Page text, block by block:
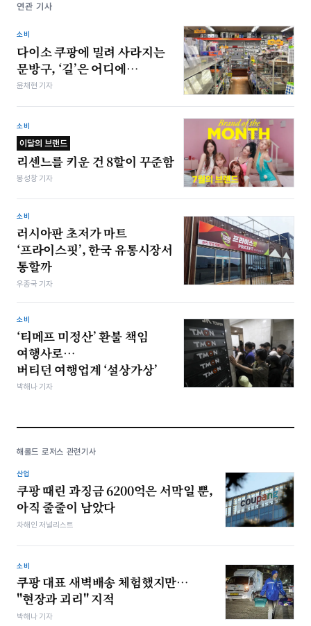
연관 기사
소비
다이소 쿠팡에 밀려 사라지는
문방구, ‘길’은 어디에…
윤채현 기자
소비
이달의 브랜드
리센느를 키운 건 8할이 꾸준함
봉성창 기자
소비
러시아판 초저가 마트
‘프라이스핏’, 한국 유통시장서
통할까
우종국 기자
소비
‘티메프 미정산’ 환불 책임
여행사로…
버티던 여행업계 ‘설상가상’
박해나 기자
해롤드 로저스 관련기사
산업
쿠팡 때린 과징금 6200억은 서막일 뿐,
아직 줄줄이 남았다
차해인 저널리스트
소비
쿠팡 대표 새벽배송 체험했지만…
"현장과 괴리" 지적
박해나 기자